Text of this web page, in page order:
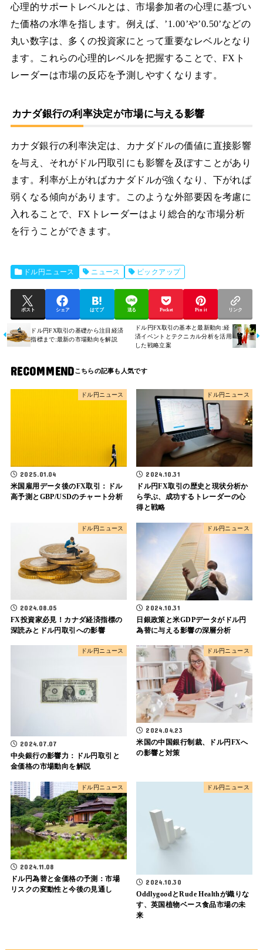
心理的サポートレベルとは、市場参加者の心理に基づい
た価格の水準を指します。例えば、’1.00’や’0.50’などの
丸い数字は、多くの投資家にとって重要なレベルとなり
ます。これらの心理的レベルを把握することで、FXト
レーダーは市場の反応を予測しやすくなります。
カナダ銀行の利率決定が市場に与える影響
カナダ銀行の利率決定は、カナダドルの価値に直接影響
を与え、それがドル円取引にも影響を及ぼすことがあり
ます。利率が上がればカナダドルが強くなり、下がれば
弱くなる傾向があります。このような外部要因を考慮に
入れることで、FXトレーダーはより総合的な市場分析
を行うことができます。
ドル円ニュース ニュース ピックアップ
ポスト シェア はてブ 送る Pocket Pin it リンク
ドル円FX取引の基礎から注目経済
指標まで:最新の市場動向を解説
ドル円FX取引の基本と最新動向:経
済イベントとテクニカル分析を活用
した戦略立案
RECOMMEND
ドル円ニュース
2025.01.04
米国雇用データ後のFX取引：ドル
高予測とGBP/USDのチャート分析
ドル円ニュース
2024.10.31
ドル円FX取引の歴史と現状分析か
ら学ぶ、成功するトレーダーの心
得と戦略
ドル円ニュース
2024.08.05
FX投資家必見！カナダ経済指標の
深読みとドル円取引への影響
ドル円ニュース
2024.10.31
日銀政策と米GDPデータがドル円
為替に与える影響の深層分析
ドル円ニュース
2024.07.07
中央銀行の影響力：ドル円取引と
金価格の市場動向を解説
ドル円ニュース
2024.04.23
米国の中国銀行制裁、ドル円FXへ
の影響と対策
ドル円ニュース
2024.11.08
ドル円為替と金価格の予測：市場
リスクの変動性と今後の見通し
ドル円ニュース
2024.10.30
OddlygoodとRude Healthが織りな
す、英国植物ベース食品市場の未
来